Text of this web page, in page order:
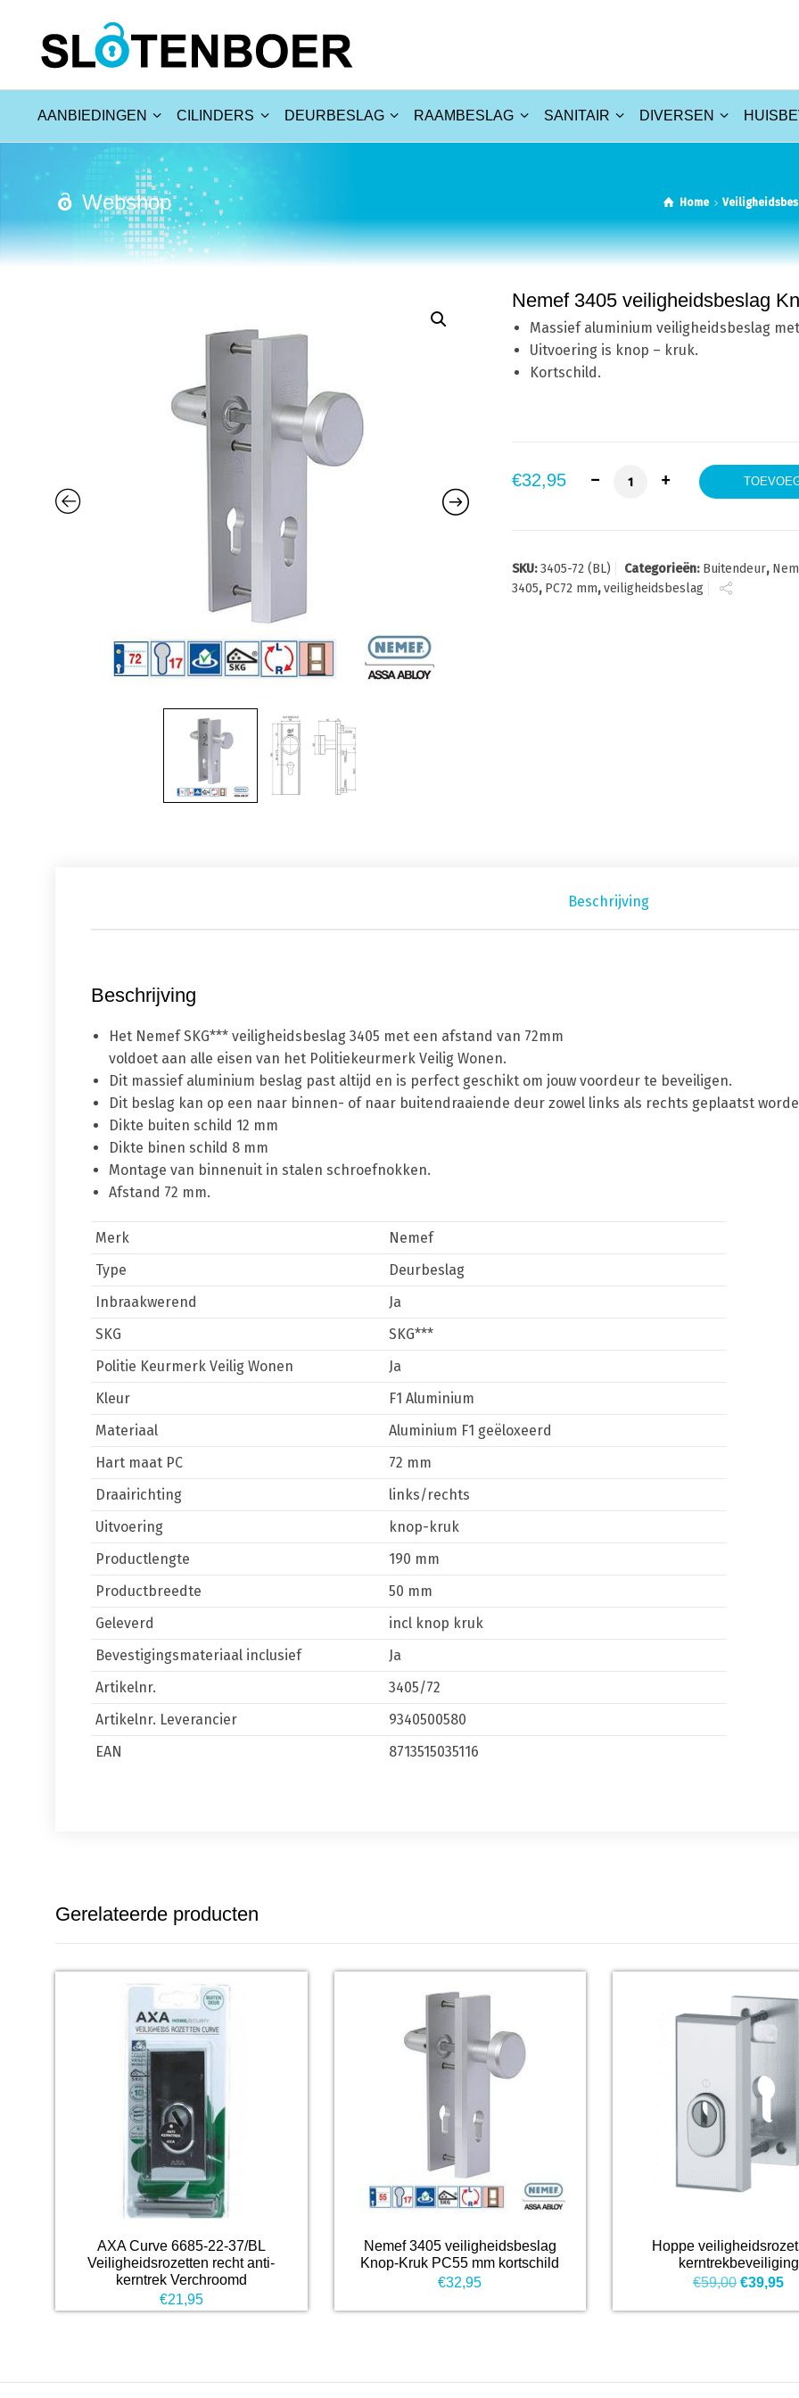
AANBIEDINGEN CILINDERS DEURBESLAG RAAMBESLAG SANITAIR DIVERSEN
Webshop Home
Nemef 3405 veiligheidsbeslag
Massief aluminium veiligheidsbeslag
Uitvoering is knop – kruk.
Kortschild.
€32,95 Nemef 3405
SKU:3405-72 (BL) Categorieën: Buitendeur,
3405, PC72 mm,veiligheidsbeslag
Beschrijving
Beschrijving
Het Nemef SKG*** veiligheidsbeslag 3405 met een afstand van 72mm
voldoet aan alle eisen van het Politiekeurmerk Veilig Wonen.
Dit massief aluminium beslag past altijd en is perfect geschikt om jouw voordeur te beveiligen.
Dit beslag kan op een naar binnen- of naar buitendraaiende deur zowel links als rechts geplaatst
Dikte buiten schild 12 mm
Dikte binen schild 8 mm
Montage van binnenuit in stalen schroefnokken.
Afstand 72 mm.
Merk
Nemef
Type
Deurbeslag
Inbraakwerend
Ja
SKG
SKG***
Politie Keurmerk Veilig Wonen
Ja
Kleur
F1 Aluminium
Materiaal
Aluminium F1 geëloxeerd
Hart maat PC
72 mm
Draairichting
links/rechts
Uitvoering
knop-kruk
Productlengte
190 mm
Productbreedte
50 mm
Geleverd
incl knop kruk
Bevestigingsmateriaal inclusief
Ja
Artikelnr.
3405/72
Artikelnr. Leverancier
9340500580
EAN
8713515035116
Gerelateerde producten
AXA Curve 6685-22-37/BL
Veiligheidsrozetten recht anti-
kerntrek Verchroomd
€21,95
Nemef 3405 veiligheidsbeslag
Knop-Kruk PC55 mm kortschild
€32,95
Hoppe
kerntrekbeveiliging
€59,00 €39,95